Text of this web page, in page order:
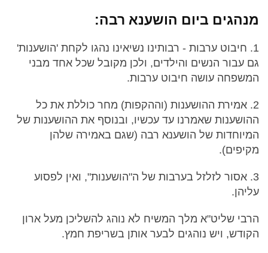
מנהגים ביום הושענא רבה:
1. חיבוט ערבות - רבותינו נשיאינו נהגו לקחת 'הושענות'
גם עבור הנשים והילדים, ולכן מקובל שכל אחד מבני
המשפחה עושה חיבוט ערבות.
2. אמירת ההושענות (וההקפות) מחר כוללת את כל
ההושענות שאמרנו עד עכשיו, ובנוסף את ההושענות של
המיוחדות של הושענא רבה (שגם באמירה שלהן
מקיפים).
3. אסור לזלזל בערבות של ה"הושענות", ואין לפסוע
עליהן.
הרבי שליט"א מלך המשיח לא נוהג להשליכן מעל ארון
הקודש, ויש נוהגים לבער אותן בשריפת חמץ.